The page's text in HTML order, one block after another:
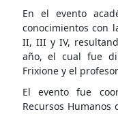
En el evento
conocimientos con
II, III y IV,
año, el cual fue
Frixione y el
El evento fue
Recursos